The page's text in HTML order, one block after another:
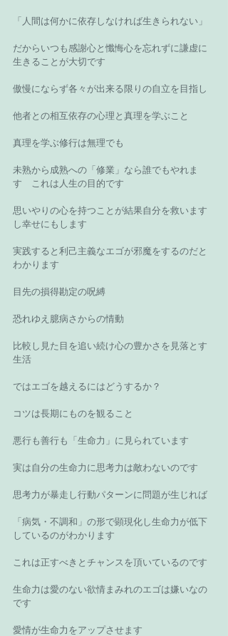
「人間は何かに依存しなければ生きられない」
だからいつも感謝心と懺悔心を忘れずに謙虚に
生きることが大切です
傲慢にならず各々が出来る限りの自立を目指し
他者との相互依存の心理と真理を学ぶこと
真理を学ぶ修行は無理でも
未熟から成熟への「修業」なら誰でもやれま
す　これは人生の目的です
思いやりの心を持つことが結果自分を救います
し幸せにもします
実践すると利己主義なエゴが邪魔をするのだと
わかります
目先の損得勘定の呪縛
恐れゆえ臆病さからの情動
比較し見た目を追い続け心の豊かさを見落とす
生活
ではエゴを越えるにはどうするか？
コツは長期にものを観ること
悪行も善行も「生命力」に見られています
実は自分の生命力に思考力は敵わないのです
思考力が暴走し行動パターンに問題が生じれば
「病気・不調和」の形で顕現化し生命力が低下
しているのがわかります
これは正すべきとチャンスを頂いているのです
生命力は愛のない欲情まみれのエゴは嫌いなの
です
愛情が生命力をアップさせます